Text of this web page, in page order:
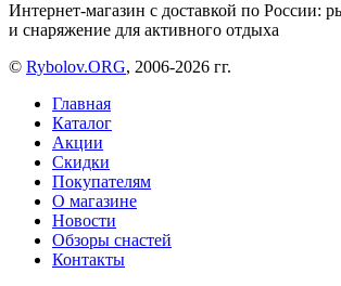
Интернет-магазин с доставкой по России:
и снаряжение для активного отдыха
© Rybolov.ORG, 2006-2026 гг.
Главная
Каталог
Акции
Скидки
Покупателям
О магазине
Новости
Обзоры снастей
Контакты